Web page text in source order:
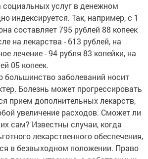
социальных услуг в денежном
индексируется. Так, например, с 1
составляет 795 рублей 88 копеек
на лекарства - 613 рублей, на
лечение - 94 рубля 83 копейки, на
05 копеек.
большинство заболеваний носит
Болезнь может прогрессировать
прием дополнительных лекарств,
увеличение расходов. Сможет ли
сам? Известны случаи, когда
лекарственного обеспечения,
в безвыходном положении. Право